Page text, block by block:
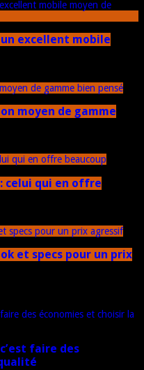
un excellent mobile
moyen de gamme
: celui qui en offre
et specs pour un prix
faire des